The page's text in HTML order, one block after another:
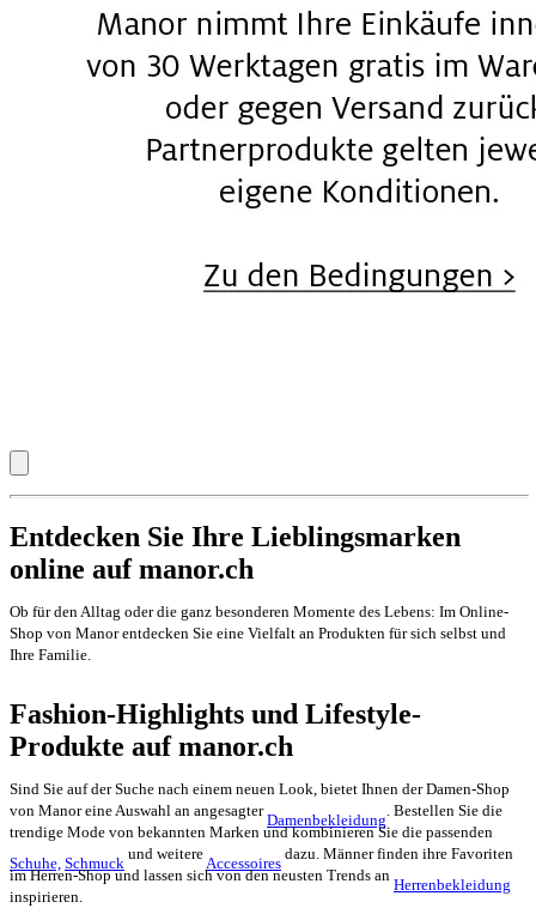
Entdecken Sie Ihre Lieblingsmarken
online auf manor.ch
Ob für den Alltag oder die ganz besonderen Momente des Lebens: Im Online-
Shop von Manor entdecken Sie eine Vielfalt an Produkten für sich selbst und
Ihre Familie.
Fashion-Highlights und Lifestyle-
Produkte auf manor.ch
Sind Sie auf der Suche nach einem neuen Look, bietet Ihnen der Damen-Shop
von Manor eine Auswahl an angesagter
Damenbekleidung
. Bestellen Sie die
trendige Mode von bekannten Marken und kombinieren Sie die passenden
Schuhe, Schmuck
und weitere
Accessoires
dazu. Männer finden ihre Favoriten
im Herren-Shop und lassen sich von den neusten Trends an
Herrenbekleidung
inspirieren.